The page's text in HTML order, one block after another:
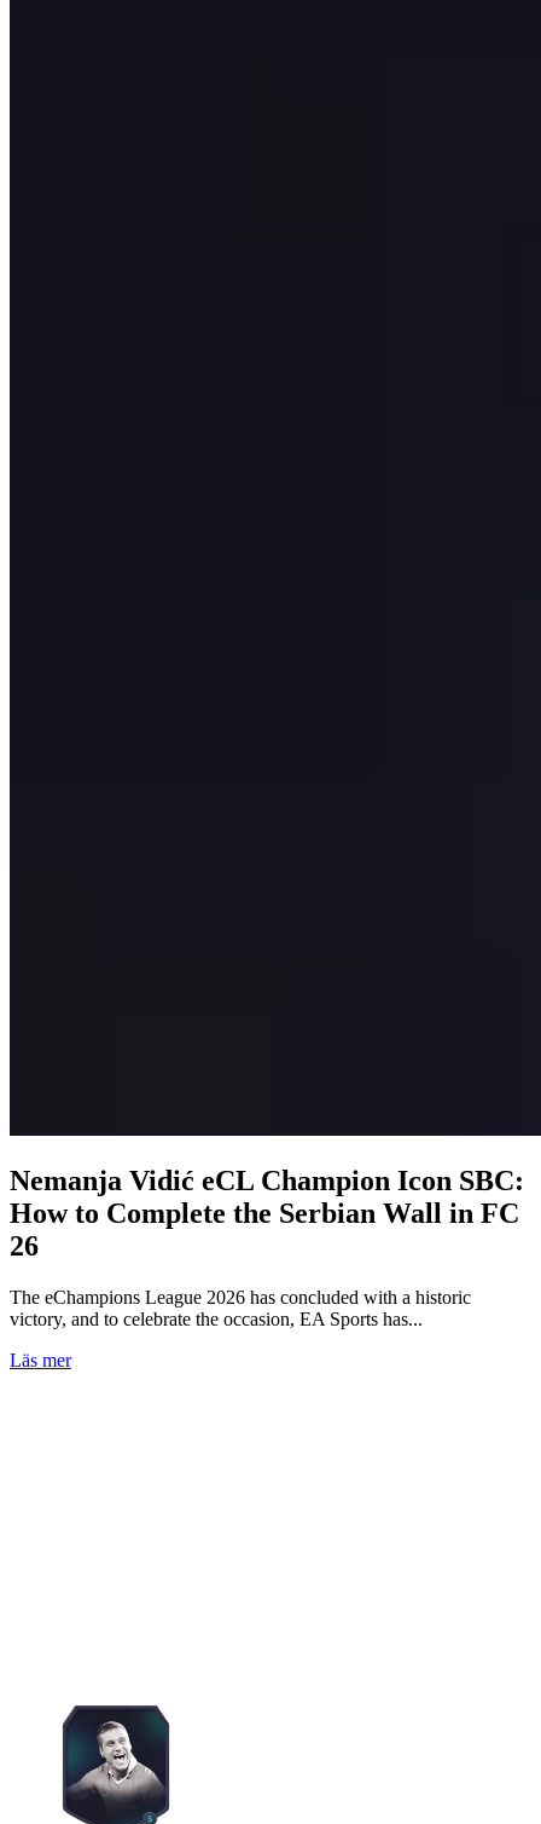
Nemanja Vidić eCL Champion Icon SBC:
How to Complete the Serbian Wall in FC
26
The eChampions League 2026 has concluded with a historic
victory, and to celebrate the occasion, EA Sports has...
Läs mer